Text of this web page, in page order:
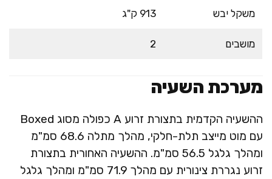
משקל יבש 913 ק"ג
מושבים 2
מערכת השעיה
ההשעיה הקדמית בתצורת זרוע A כפולה מסוג Boxed
עם מוט מייצב תלת-חלקי, מהלך מתלה 68.6 סמ"מ
ומהלך גלגל 56.5 סמ"מ. ההשעיה האחורית בתצורת
זרוע נגררת צינורית עם מהלך 71.9 סמ"מ ומהלך גלגל